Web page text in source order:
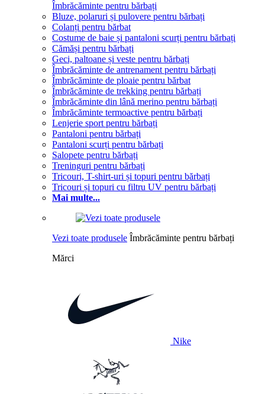
Îmbrăcăminte pentru bărbați
Bluze, polaruri și pulovere pentru bărbați
Colanți pentru bărbat
Costume de baie și pantaloni scurți pentru bărbați
Cămăși pentru bărbați
Geci, paltoane și veste pentru bărbați
Îmbrăcăminte de antrenament pentru bărbați
Îmbrăcăminte de ploaie pentru bărbat
Îmbrăcăminte de trekking pentru bărbați
Îmbrăcăminte din lână merino pentru bărbați
Îmbrăcăminte termoactive pentru bărbați
Lenjerie sport pentru bărbați
Pantaloni pentru bărbați
Pantaloni scurți pentru bărbați
Salopete pentru bărbați
Treninguri pentru bărbați
Tricouri, T-shirt-uri și topuri pentru bărbați
Tricouri și topuri cu filtru UV pentru bărbați
Mai multe...
Vezi toate produsele Îmbrăcăminte pentru bărbați
Mărci
Nike